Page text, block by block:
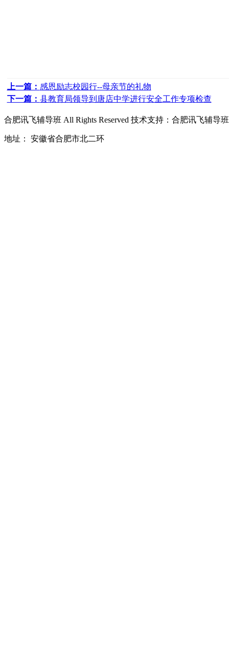
上一篇： 感恩励志校园行--母亲节的礼物
下一篇： 县教育局领导到唐店中学进行安全工作专项检查
合肥讯飞辅导班 All Rights Reserved 技术支持： 合肥讯飞辅导班
地址： 安徽省合肥市北二环